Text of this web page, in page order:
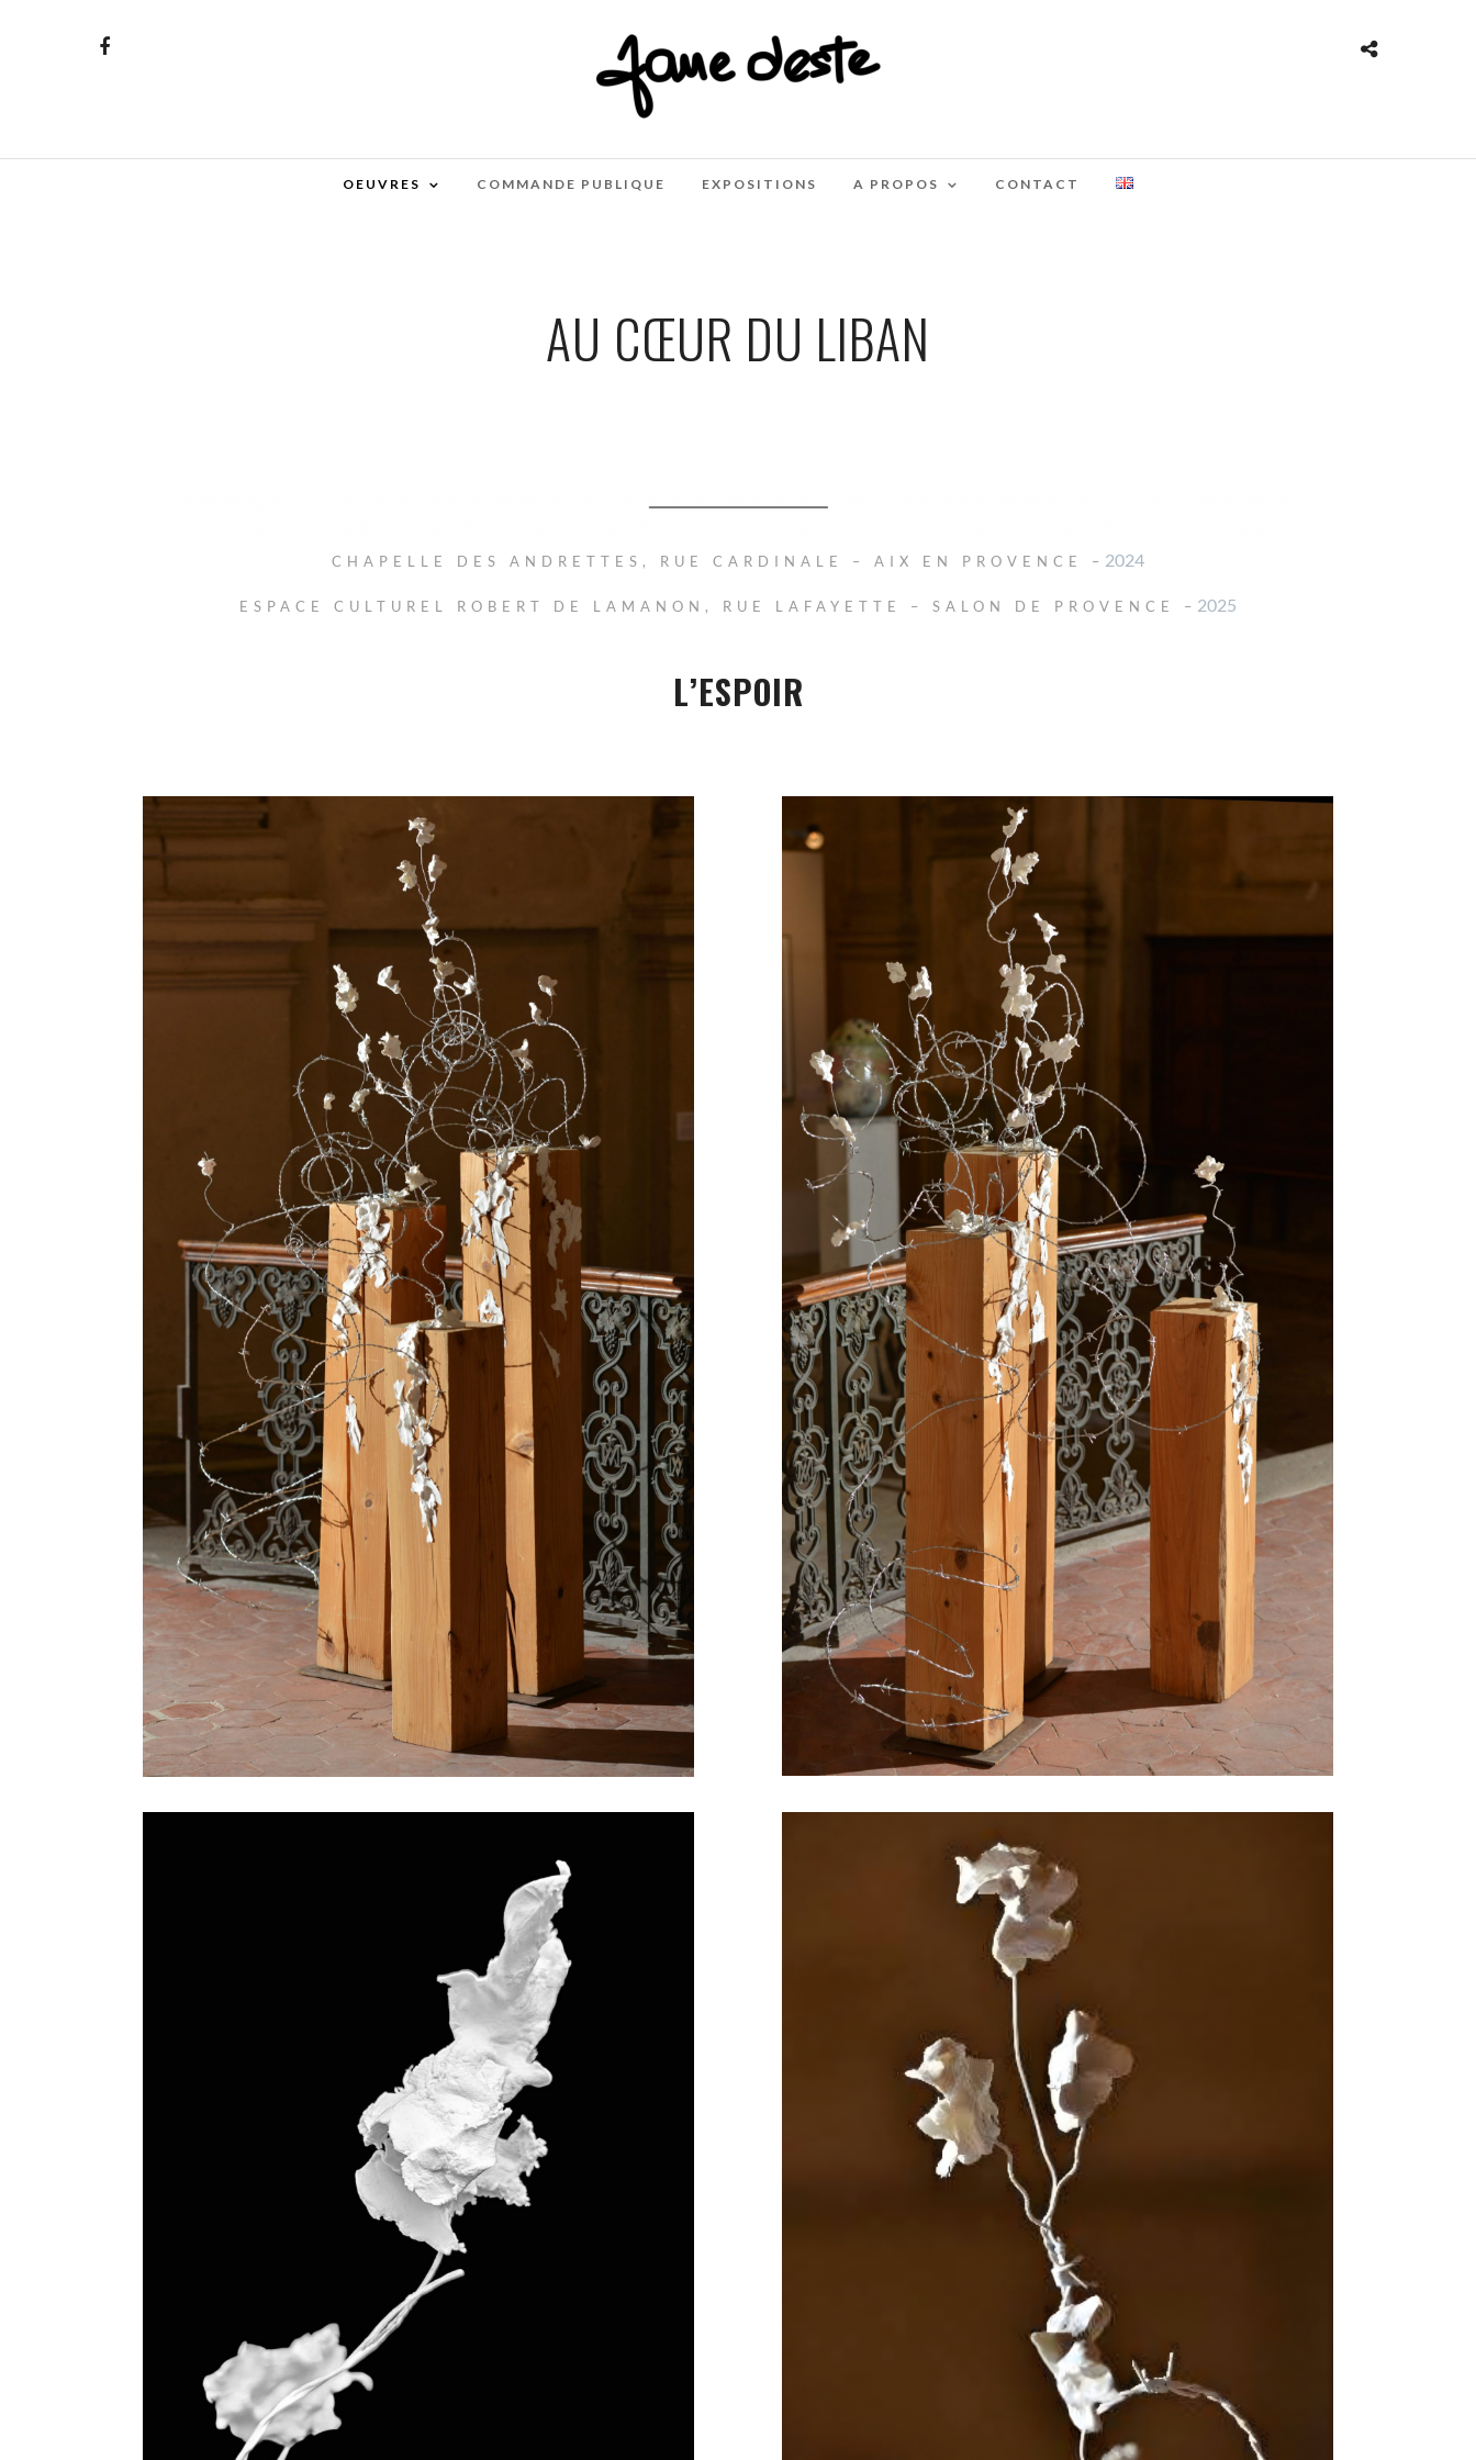
OEUVRES COMMANDE PUBLIQUE EXPOSITIONS A PROPOS CONTACT
AU CŒUR DU LIBAN
CHAPELLE DES ANDRETTES, RUE CARDINALE – AIX EN PROVENCE – 2024
ESPACE CULTUREL ROBERT DE LAMANON, RUE LAFAYETTE – SALON DE PROVENCE – 2025
L’ESPOIR